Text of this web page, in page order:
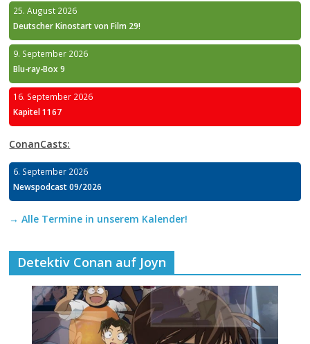
25. August 2026
Deutscher Kinostart von Film 29!
9. September 2026
Blu-ray-Box 9
16. September 2026
Kapitel 1167
ConanCasts:
6. September 2026
Newspodcast 09/2026
→ Alle Termine in unserem Kalender!
Detektiv Conan auf Joyn